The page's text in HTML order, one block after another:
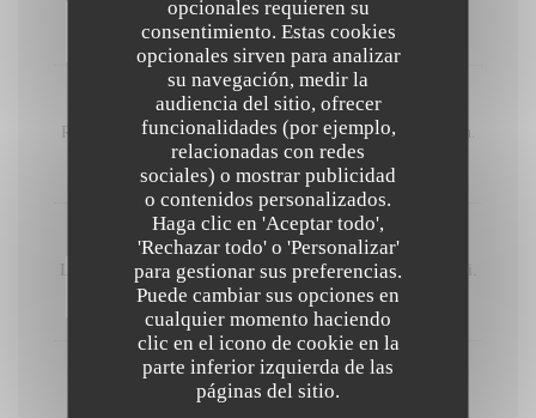
opcionales requieren su
consentimiento. Estas cookies
opcionales sirven para analizar
su navegación, medir la
audiencia del sitio, ofrecer
funcionalidades (por ejemplo,
relacionadas con redes
sociales) o mostrar publicidad
o contenidos personalizados.
Haga clic en 'Aceptar todo',
'Rechazar todo' o 'Personalizar'
para gestionar sus preferencias.
Puede cambiar sus opciones en
cualquier momento haciendo
clic en el icono de cookie en la
parte inferior izquierda de las
páginas del sitio.
10,00 EUR
Risotto fregola sarda (bille de pates)
Risotto de fregola sarda, aux champignons tuile de parmesan.
8,00 EUR
Lieu jaune.
Lieu jaune, déclinaison de carotte, beurre blanc au kalamansi.
12,00 EUR
Magret de canard, légumes oubliés.
Magret de canard, légumes oubliés, jus aux qu'âtres épices.